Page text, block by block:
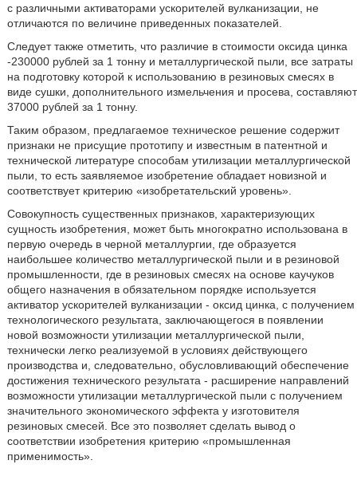
с различными активаторами ускорителей вулканизации, не
отличаются по величине приведенных показателей.
Следует также отметить, что различие в стоимости оксида цинка
-230000 рублей за 1 тонну и металлургической пыли, все затраты
на подготовку которой к использованию в резиновых смесях в
виде сушки, дополнительного измельчения и просева, составляют
37000 рублей за 1 тонну.
Таким образом, предлагаемое техническое решение содержит
признаки не присущие прототипу и известным в патентной и
технической литературе способам утилизации металлургической
пыли, то есть заявляемое изобретение обладает новизной и
соответствует критерию «изобретательский уровень».
Совокупность существенных признаков, характеризующих
сущность изобретения, может быть многократно использована в
первую очередь в черной металлургии, где образуется
наибольшее количество металлургической пыли и в резиновой
промышленности, где в резиновых смесях на основе каучуков
общего назначения в обязательном порядке используется
активатор ускорителей вулканизации - оксид цинка, с получением
технологического результата, заключающегося в появлении
новой возможности утилизации металлургической пыли,
технически легко реализуемой в условиях действующего
производства и, следовательно, обусловливающий обеспечение
достижения технического результата - расширение направлений
возможности утилизации металлургической пыли с получением
значительного экономического эффекта у изготовителя
резиновых смесей. Все это позволяет сделать вывод о
соответствии изобретения критерию «промышленная
применимость».